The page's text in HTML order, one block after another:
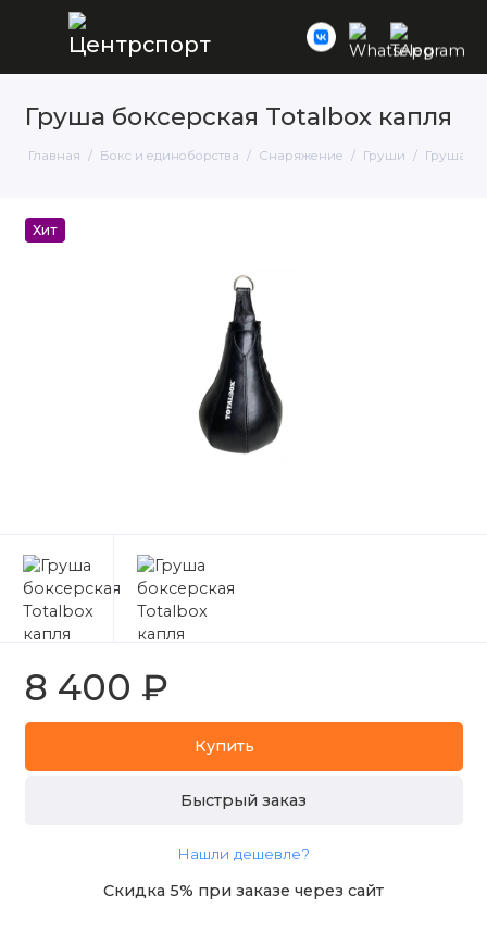
Груша боксерская Totalbox капля
Главная Бокс и единоборства Снаряжение Груши Груша
Хит
8 400 ₽
Купить
Быстрый заказ
Нашли дешевле?
Скидка 5% при заказе через сайт